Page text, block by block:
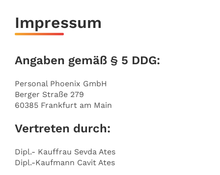
Impressum
Angaben gemäß § 5 DDG:
Personal Phoenix GmbH
Berger Straße 279
60385 Frankfurt am Main
Vertreten durch:
Dipl.- Kauffrau Sevda Ates
Dipl.-Kaufmann Cavit Ates